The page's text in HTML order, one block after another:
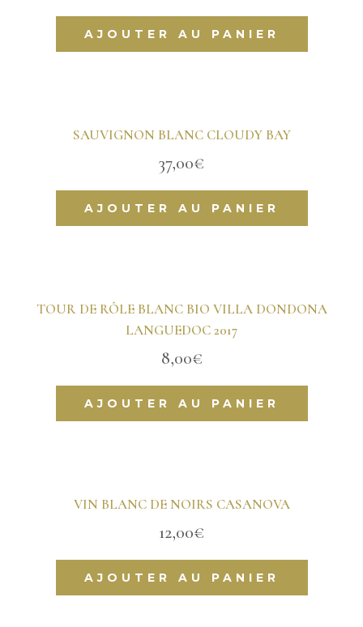
AJOUTER AU PANIER
SAUVIGNON BLANC CLOUDY BAY
37,00€
AJOUTER AU PANIER
TOUR DE RÔLE BLANC BIO VILLA DONDONA
LANGUEDOC 2017
8,00€
AJOUTER AU PANIER
VIN BLANC DE NOIRS CASANOVA
12,00€
AJOUTER AU PANIER